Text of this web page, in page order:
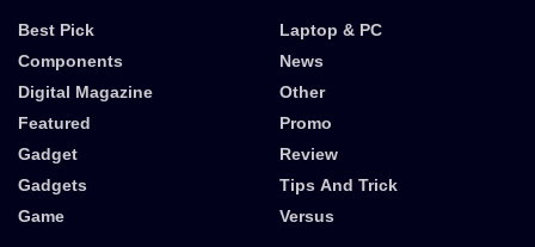
Best Pick
Components
Digital Magazine
Featured
Gadget
Gadgets
Game
Laptop & PC
News
Other
Promo
Review
Tips And Trick
Versus